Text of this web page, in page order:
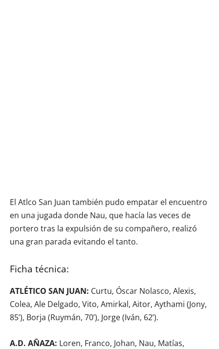
El Atlco San Juan también pudo empatar el encuentro
en una jugada donde Nau, que hacía las veces de
portero tras la expulsión de su compañero, realizó
una gran parada evitando el tanto.
Ficha técnica:
ATLÉTICO SAN JUAN: Curtu, Óscar Nolasco, Alexis,
Colea, Ale Delgado, Vito, Amirkal, Aitor, Aythami (Jony,
85’), Borja (Ruymán, 70’), Jorge (Iván, 62’).
A.D. AÑAZA: Loren, Franco, Johan, Nau, Matías,